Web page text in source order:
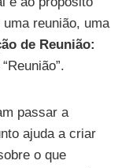
reunião, uma
de Reunião:
passar a
ajuda a criar
o que